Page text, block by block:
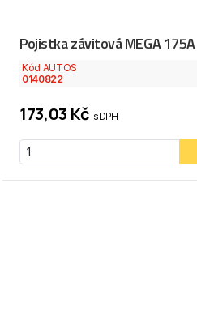
Pojistka závitová MEGA 175A
Kód AUTOS
0140822
173,03 Kč s DPH